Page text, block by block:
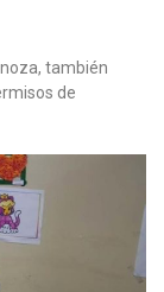
también
de